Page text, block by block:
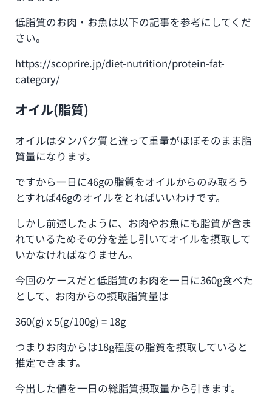
低脂質のお肉・お魚は以下の記事を参考にしてくだ
さい。
https://scoprire.jp/diet-nutrition/protein-fat-
category/
オイル(脂質)
オイルはタンパク質と違って重量がほぼそのまま脂
質量になります。
ですから一日に46gの脂質をオイルからのみ取ろう
とすれば46gのオイルをとればいいわけです。
しかし前述したように、お肉やお魚にも脂質が含ま
れているためその分を差し引いてオイルを摂取して
いかなければなりません。
今回のケースだと低脂質のお肉を一日に360g食べた
として、お肉からの摂取脂質量は
360(g) x 5(g/100g) = 18g
つまりお肉からは18g程度の脂質を摂取していると
推定できます。
今出した値を一日の総脂質摂取量から引きます。